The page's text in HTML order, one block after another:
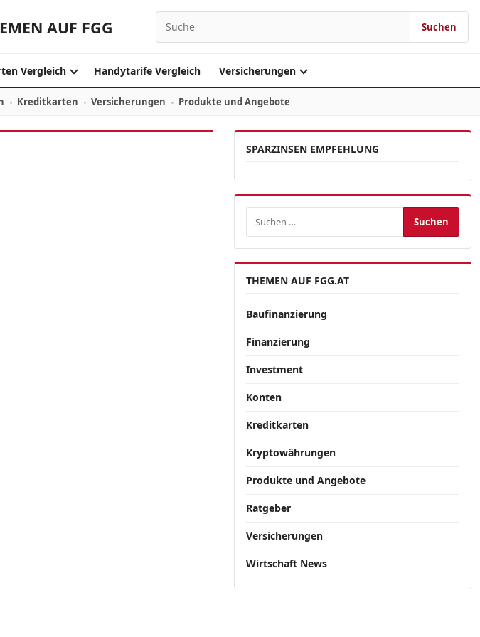
AUF FGG Suchen nach: Suchen
Vergleich Handytarife Vergleich Versicherungen
Kreditkarten Versicherungen Produkte und Angebote
SPARZINSEN EMPFEHLUNG
Suchen nach:
THEMEN AUF FGG.AT
Baufinanzierung
Finanzierung
Investment
Konten
Kreditkarten
Kryptowährungen
Produkte und Angebote
Ratgeber
Versicherungen
Wirtschaft News